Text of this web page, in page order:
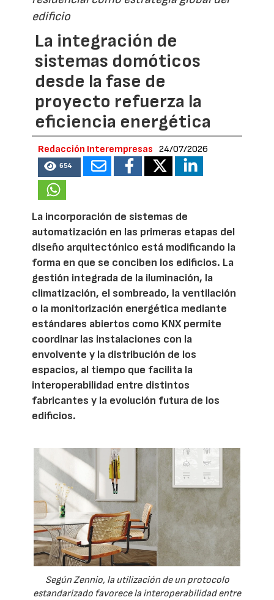
edificio
La integración de
sistemas domóticos
desde la fase de
proyecto refuerza la
eficiencia energética
Redacción Interempresas 24/07/2026
654
La incorporación de sistemas de
automatización en las primeras etapas del
diseño arquitectónico está modificando la
forma en que se conciben los edificios. La
gestión integrada de la iluminación, la
climatización, el sombreado, la ventilación
o la monitorización energética mediante
estándares abiertos como KNX permite
coordinar las instalaciones con la
envolvente y la distribución de los
espacios, al tiempo que facilita la
interoperabilidad entre distintos
fabricantes y la evolución futura de los
edificios.
Según Zennio, la utilización de un protocolo
estandarizado favorece la interoperabilidad entre